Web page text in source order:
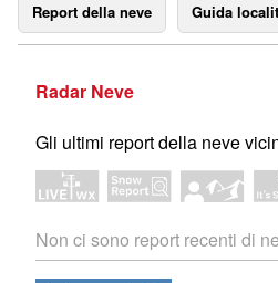
Report della neve Guida
Radar Neve
Gli ultimi report della neve
Non ci sono report recenti di